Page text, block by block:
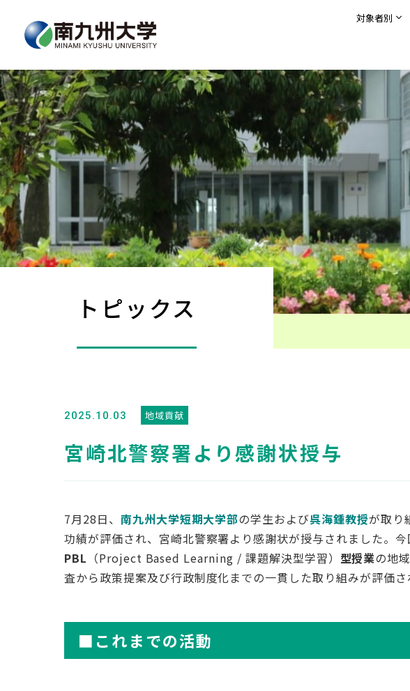
対象者別
トピックス
2025.10.03 地域貢献
宮崎北警察署より感謝状授与
7月28日、 南九州大学短期大学部の学生および呉海鍾教授が取り
功績が評価され、宮崎北警察署より感謝状が授与されました。
PBL （Project Based Learning / 課題解決型学習） 型授業の地
査から政策提案及び行政制度化までの一貫した取り組みが評価さ
■これまでの活動